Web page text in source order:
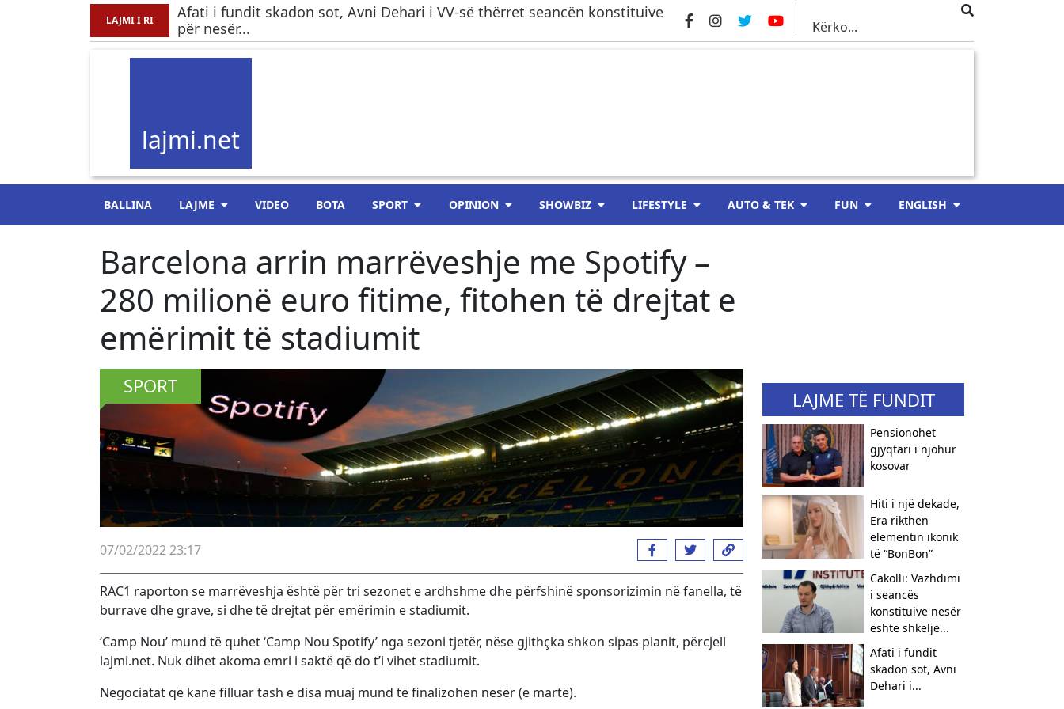
LAJMI I RI
Afati i fundit skadon sot, Avni Dehari i VV-së thërret seancën konstituive
për nesër...
lajmi.net
BALLINA LAJME VIDEO BOTA SPORT OPINION SHOWBIZ LIFESTYLE AUTO & TEK FUN ENGLISH
Barcelona arrin marrëveshje me Spotify –
280 milionë euro fitime, fitohen të drejtat e
emërimit të stadiumit
SPORT
07/02/2022 23:17
RAC1 raporton se marrëveshja është për tri sezonet e ardhshme dhe përfshinë sponsorizimin në fanella, të
burrave dhe grave, si dhe të drejtat për emërimin e stadiumit.
‘Camp Nou’ mund të quhet ‘Camp Nou Spotify’ nga sezoni tjetër, nëse gjithçka shkon sipas planit, përcjell
lajmi.net. Nuk dihet akoma emri i saktë që do t’i vihet stadiumit.
Negociatat që kanë filluar tash e disa muaj mund të finalizohen nesër (e martë).
LAJME TË FUNDIT
Pensionohet
gjyqtari i njohur
kosovar
Hiti i një dekade,
Era rikthen
elementin ikonik
të “BonBon”
Cakolli: Vazhdimi
i seancës
konstituive nesër
është shkelje...
Afati i fundit
skadon sot, Avni
Dehari i...